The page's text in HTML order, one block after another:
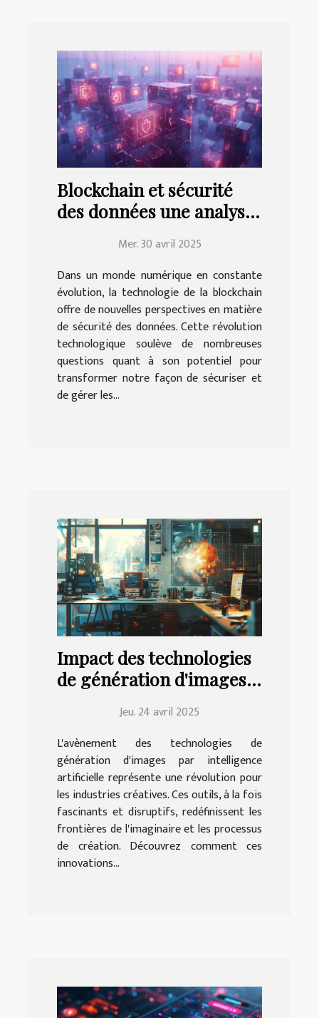
Blockchain et sécurité
des données une analyse
technologies émergentes
Mer. 30 avril 2025
Dans un monde numérique en constante
évolution, la technologie de la blockchain
offre de nouvelles perspectives en matière
de sécurité des données. Cette révolution
technologique soulève de nombreuses
questions quant à son potentiel pour
transformer notre façon de sécuriser et
de gérer les...
Impact des technologies
de génération d'images
créativesJeu. 24 avril 2025
L'avènement des technologies de
génération d'images par intelligence
artificielle représente une révolution pour
les industries créatives. Ces outils, à la fois
fascinants et disruptifs, redéfinissent les
frontières de l'imaginaire et les processus
de création. Découvrez comment ces
innovations...